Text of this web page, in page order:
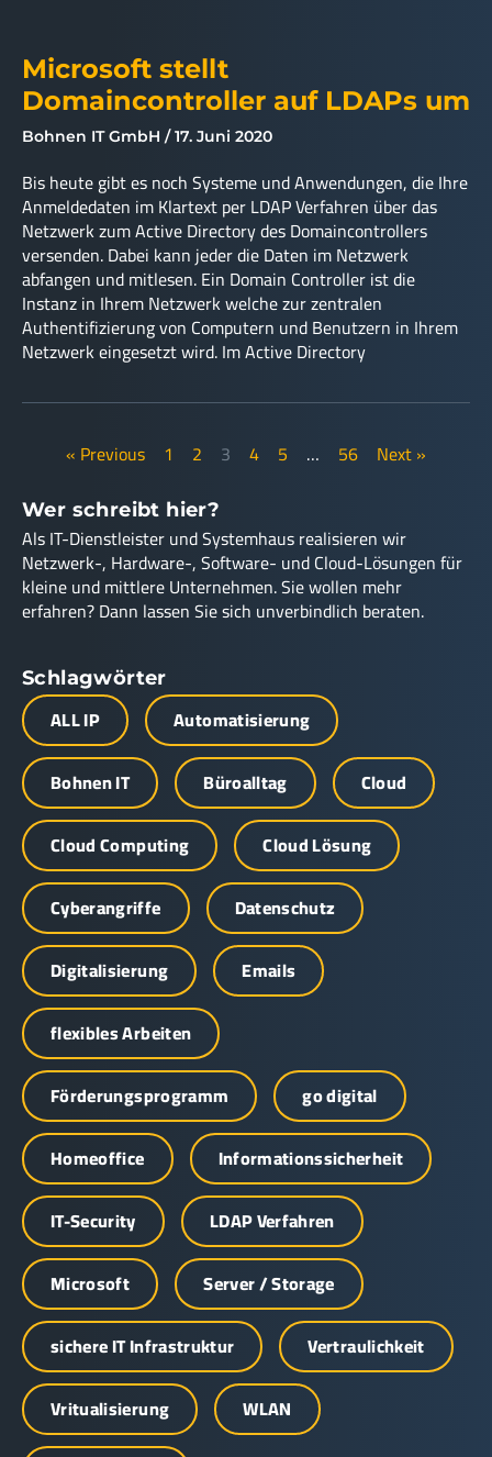
Microsoft stellt
Domaincontroller auf LDAPs um
Bohnen IT GmbH 17. Juni 2020
Bis heute gibt es noch Systeme und Anwendungen, die Ihre
Anmeldedaten im Klartext per LDAP Verfahren über das
Netzwerk zum Active Directory des Domaincontrollers
versenden. Dabei kann jeder die Daten im Netzwerk
abfangen und mitlesen. Ein Domain Controller ist die
Instanz in Ihrem Netzwerk welche zur zentralen
Authentifizierung von Computern und Benutzern in Ihrem
Netzwerk eingesetzt wird. Im Active Directory
« Previous 1 2 3 4 5 … 56 Next »
Wer schreibt hier?
Als IT-Dienstleister und Systemhaus realisieren wir
Netzwerk-, Hardware-, Software- und Cloud-Lösungen für
kleine und mittlere Unternehmen. Sie wollen mehr
erfahren? Dann lassen Sie sich unverbindlich beraten.
Schlagwörter
ALL IP
Automatisierung
Bohnen IT
Büroalltag
Cloud
Cloud Computing
Cloud Lösung
Cyberangriffe
Datenschutz
Digitalisierung
Emails
flexibles Arbeiten
Förderungsprogramm
go digital
Homeoffice
Informationssicherheit
IT-Security
LDAP Verfahren
Microsoft
Server / Storage
sichere IT Infrastruktur
Vertraulichkeit
Vritualisierung
WLAN